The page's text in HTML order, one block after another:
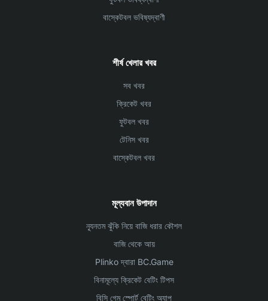
বাস্কেটবল ভবিষ্যদ্বাণী
শীর্ষ খেলার খবর
সব খবর
ক্রিকেট খবর
ফুটবল খবর
টেনিস খবর
বাস্কেটবল খবর
মূল্যবান উপাদান
ন্যূনতম ঝুঁকি নিয়ে বাজি ধরার কৌশল
বাজি থেকে আয়
Plinko দ্বারা BC.Game
বিনামূল্যে ক্রিকেট বেটিং টিপস
বিসি গেম স্পোর্ট বেটিং অ্যাপ